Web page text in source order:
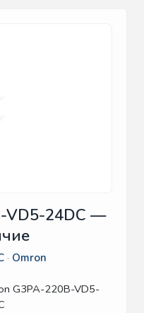
VD5-24DC —
· Omron
G3PA-220B-VD5-